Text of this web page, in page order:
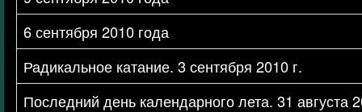
6 сентября 2010 года
Радикальное катание. 3 сентября 2010 г.
Последний день календарного лета. 31 августа